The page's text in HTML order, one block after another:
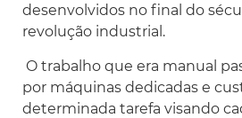
desenvolvidos no final do
revolução industrial.
O trabalho que era manual
por máquinas dedicadas e
determinada tarefa visando